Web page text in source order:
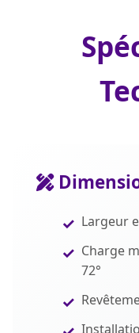
Largeur
Charge
72°